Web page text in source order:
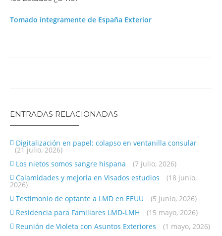
Tomado íntegramente de España Exterior
ENTRADAS RELACIONADAS
Digitalización en papel: colapso en ventanilla consular
(21 julio, 2026)
Los nietos somos sangre hispana
(7 julio, 2026)
Calamidades y mejoria en Visados estudios
(18 junio,
2026)
Testimonio de optante a LMD en EEUU
(5 junio, 2026)
Residencia para Familiares LMD-LMH
(15 mayo, 2026)
Reunión de Violeta con Asuntos Exteriores
(1 mayo, 2026)